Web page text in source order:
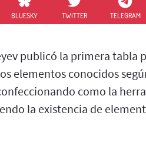
BLUESKY TWITTER TELEGRAM
publicó la primera tabla
elementos conocidos
como la
la existencia de